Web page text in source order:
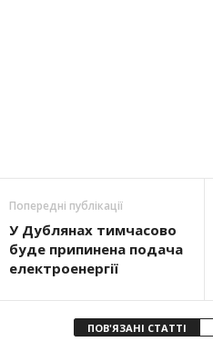
Попередні публікації
У Дублянах тимчасово
буде припинена подача
електроенергії
ПОВ'ЯЗАНІ СТАТТІ